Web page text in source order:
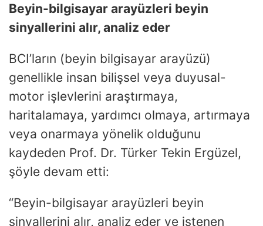
Beyin-bilgisayar arayüzleri beyin
sinyallerini alır, analiz eder
BCI’ların (beyin bilgisayar arayüzü)
genellikle insan bilişsel veya duyusal-
motor işlevlerini araştırmaya,
haritalamaya, yardımcı olmaya, artırmaya
veya onarmaya yönelik olduğunu
kaydeden Prof. Dr. Türker Tekin Ergüzel,
şöyle devam etti:
“Beyin-bilgisayar arayüzleri beyin
sinyallerini alır, analiz eder ve istenen